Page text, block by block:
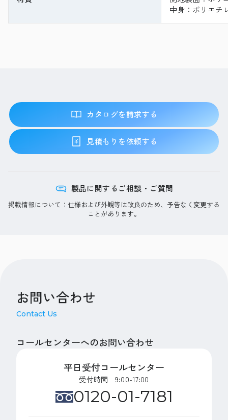
中身：ポリエチ
カタログを請求する
見積もりを依頼する
製品に関するご相談・ご質問
掲載情報について：仕様および外観等は改良のため、予告なく変更する
ことがあります。
お問い合わせ
Contact Us
コールセンターへのお問い合わせ
平日受付コールセンター
受付時間 9:00-17:00
0120-01-7181